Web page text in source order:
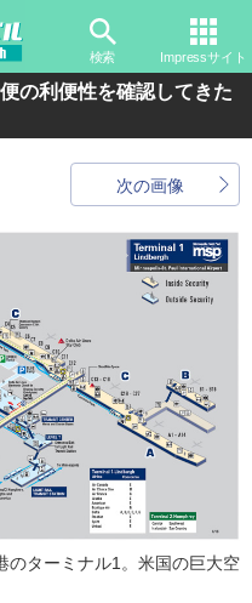
検索 Impressサイト
の利便性を確認してきた
次の画像
のターミナル1。米国の巨大空